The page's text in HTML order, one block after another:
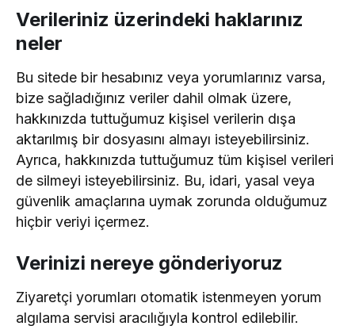
Verileriniz üzerindeki haklarınız
neler
Bu sitede bir hesabınız veya yorumlarınız varsa,
bize sağladığınız veriler dahil olmak üzere,
hakkınızda tuttuğumuz kişisel verilerin dışa
aktarılmış bir dosyasını almayı isteyebilirsiniz.
Ayrıca, hakkınızda tuttuğumuz tüm kişisel verileri
de silmeyi isteyebilirsiniz. Bu, idari, yasal veya
güvenlik amaçlarına uymak zorunda olduğumuz
hiçbir veriyi içermez.
Verinizi nereye gönderiyoruz
Ziyaretçi yorumları otomatik istenmeyen yorum
algılama servisi aracılığıyla kontrol edilebilir.